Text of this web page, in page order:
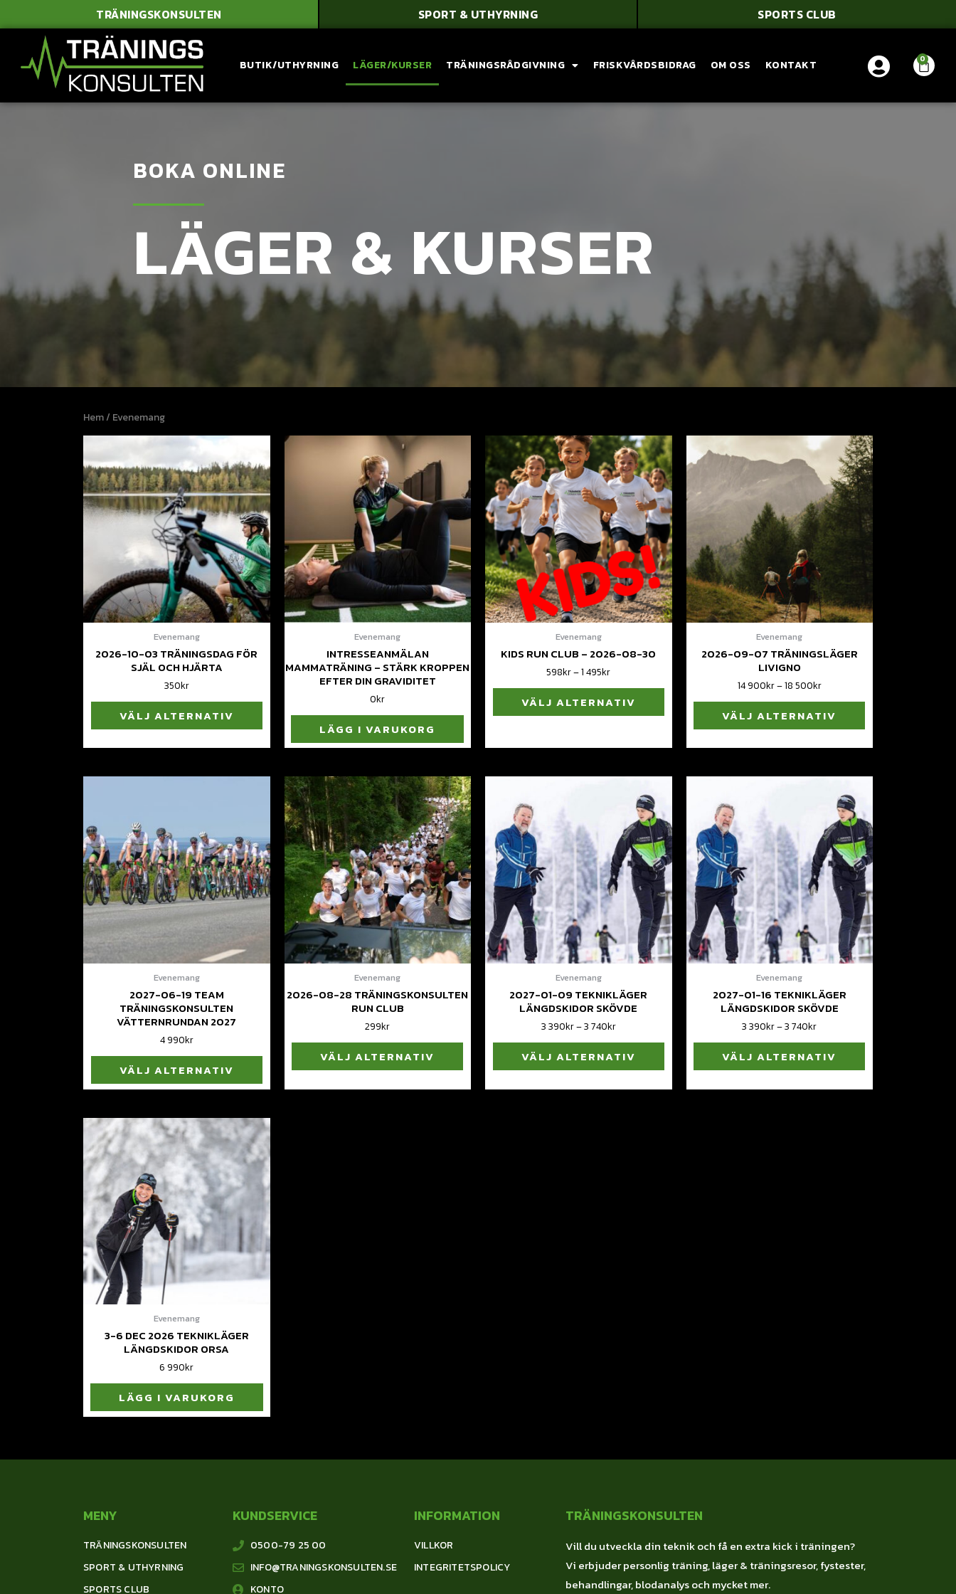
TRÄNINGSKONSULTEN SPORT & UTHYRNING SPORTS CLUB
BUTIK/UTHYRNING LÄGER/KURSER TRÄNINGSRÅDGIVNING FRISKVÅRDSBIDRAG OM OSS KONTAKT
BOKA ONLINE
LÄGER & KURSER
Hem/ Evenemang
Evenemang
2026-10-03 TRÄNINGSDAG FÖR
SJÄL OCH HJÄRTA
350kr
VÄLJ ALTERNATIV
Evenemang
INTRESSEANMÄLAN
MAMMATRÄNING – STÄRK KROPPEN
EFTER DIN GRAVIDITET
0kr
LÄGG I VARUKORG
Evenemang
KIDS RUN CLUB – 2026-08-30
598kr–1 495kr
VÄLJ ALTERNATIV
Evenemang
2026-09-07 TRÄNINGSLÄGER
LIVIGNO
14 900kr–18 500kr
VÄLJ ALTERNATIV
Evenemang
2027-06-19 TEAM
TRÄNINGSKONSULTEN
VÄTTERNRUNDAN 2027
4 990kr
VÄLJ ALTERNATIV
Evenemang
2026-08-28 TRÄNINGSKONSULTEN
RUN CLUB
299kr
VÄLJ ALTERNATIV
Evenemang
2027-01-09 TEKNIKLÄGER
LÄNGDSKIDOR SKÖVDE
3 390kr–3 740kr
VÄLJ ALTERNATIV
Evenemang
2027-01-16 TEKNIKLÄGER
LÄNGDSKIDOR SKÖVDE
3 390kr–3 740kr
VÄLJ ALTERNATIV
Evenemang
3-6 DEC 2026 TEKNIKLÄGER
LÄNGDSKIDOR ORSA
6 990kr
LÄGG I VARUKORG
MENY
TRÄNINGSKONSULTEN
SPORT & UTHYRNING
SPORTS CLUB
KUNDSERVICE
0500-79 25 00
INFO@TRANINGSKONSULTEN.SE
KONTO
INFORMATION
VILLKOR
INTEGRITETSPOLICY
TRÄNINGSKONSULTEN
Vill du utveckla din teknik och få en extra kick i träningen?
Vi erbjuder personlig träning, läger & träningsresor, fystester,
behandlingar, blodanalys och mycket mer.